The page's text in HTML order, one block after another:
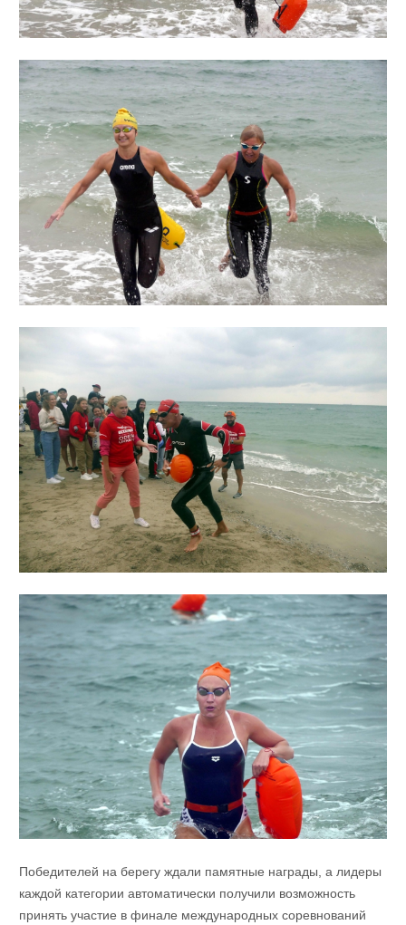
Победителей на берегу ждали памятные награды, а лидеры
каждой категории автоматически получили возможность
принять участие в финале международных соревнований